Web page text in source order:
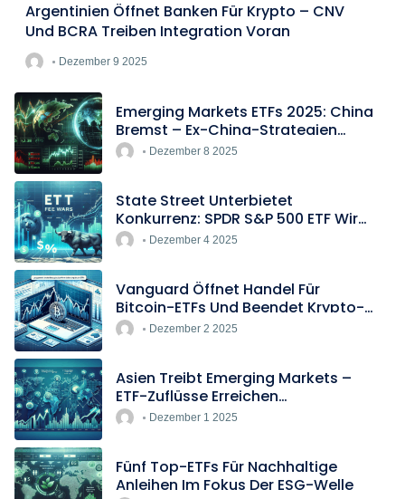
Argentinien Öffnet Banken Für Krypto – CNV
Und BCRA Treiben Integration Voran
Dezember 9 2025
Emerging Markets ETFs 2025: China
Bremst – Ex-China-Strategien
BoomenDezember 8 2025
State Street Unterbietet
Konkurrenz: SPDR S&P 500 ETF Wird
Europas Günstigster Indextracker
Dezember 4 2025
Vanguard Öffnet Handel Für
Bitcoin-ETFs Und Beendet Krypto-
BlockadeDezember 2 2025
Asien Treibt Emerging Markets –
ETF-Zuflüsse Erreichen
Rekordtempo
Dezember 1 2025
Fünf Top-ETFs Für Nachhaltige
Anleihen Im Fokus Der ESG-Welle